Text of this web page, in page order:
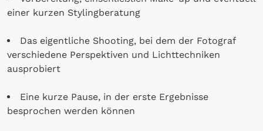
einer kurzen Stylingberatung
Das eigentliche Shooting, bei dem der Fotograf
verschiedene Perspektiven und Lichttechniken
ausprobiert
Eine kurze Pause, in der erste Ergebnisse
besprochen werden können